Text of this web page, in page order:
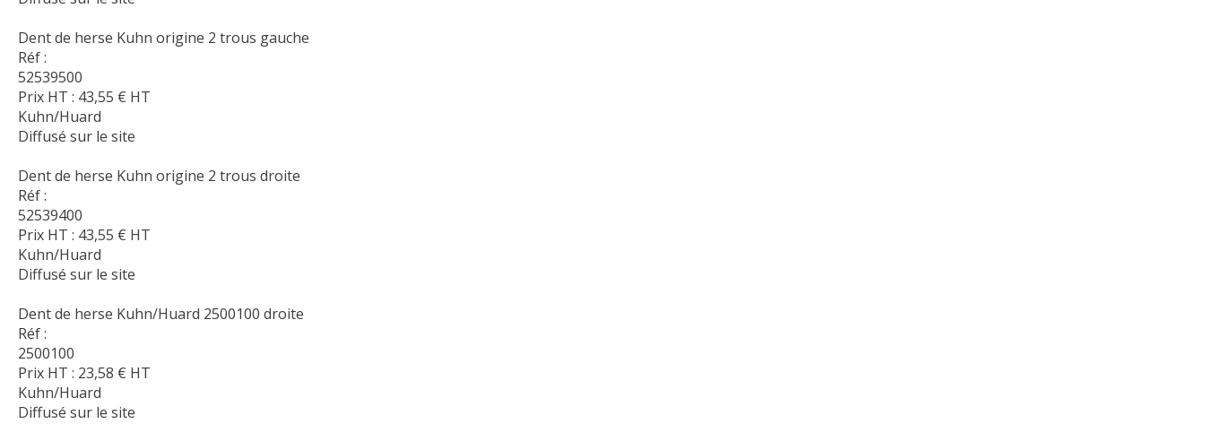
Dent de herse Kuhn origine 2 trous gauche
Réf :
52539500
Prix HT : 43,55 € HT
Kuhn/Huard
Diffusé sur le site
Dent de herse Kuhn origine 2 trous droite
Réf :
52539400
Prix HT : 43,55 € HT
Kuhn/Huard
Diffusé sur le site
Dent de herse Kuhn/Huard 2500100 droite
Réf :
2500100
Prix HT : 23,58 € HT
Kuhn/Huard
Diffusé sur le site